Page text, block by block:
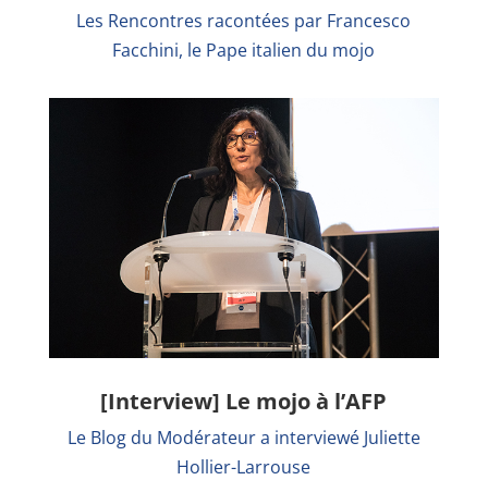
Les Rencontres racontées par Francesco
Facchini, le Pape italien du mojo
[Interview] Le mojo à l’AFP
Le Blog du Modérateur a interviewé Juliette
Hollier-Larrouse